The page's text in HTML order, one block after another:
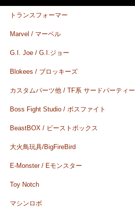
トランスフォーマー
Marvel / マーベル
G.I. Joe / G.I.ジョー
Blokees / ブロッキーズ
カスタムパーツ他 / TF系 サードパーティー
Boss Fight Studio / ボスファイト
BeastBOX / ビーストボックス
大火鳥玩具/BigFireBird
E-Monster / Eモンスター
Toy Notch
マシンロボ